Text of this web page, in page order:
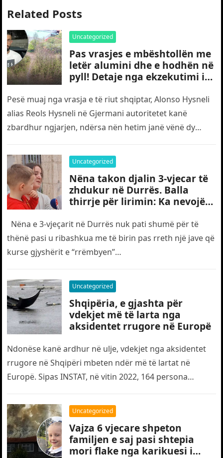
Related Posts
Uncategorized
Pas vrasjes e mbështollën me
letër alumini dhe e hodhën në
pyll! Detaje nga ekzekutimi i
Pesë muaj nga vrasja e të riut shqiptar, Alonso Hysneli
alias Reols Hysneli në Gjermani autoritetet kanë
zbardhur ngjarjen, ndërsa nën hetim janë vënë dy
Uncategorized
Nëna takon djalin 3-vjecar të
zhdukur në Durrës. Balla
thirrje për lirimin: Ka nevojë
Nëna e 3-vjeçarit në Durrës nuk pati shumë për të
thënë pasi u ribashkua me të birin pas rreth një jave që
kurse gjyshërit e “rrëmbyen”…
Uncategorized
Shqipëria, e gjashta për
vdekjet më të larta nga
aksidentet rrugore në Europë
Ndonëse kanë ardhur në ulje, vdekjet nga aksidentet
rrugore në Shqipëri mbeten ndër më të lartat në
Europë. Sipas INSTAT, në vitin 2022, 164 persona
Uncategorized
Vajza 6 vjecare shpeton
familjen e saj pasi shtepia
mori flake nga karikuesi i